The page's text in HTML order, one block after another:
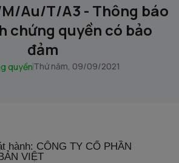
Au/T/A3 - Thông báo
chứng quyền có bảo
đảm
quyềnThứ năm, 09/09/2021
hành: CÔNG TY CỔ PHẦN
VIỆT